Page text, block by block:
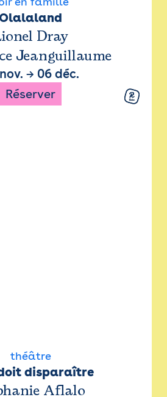
Dray
Jeanguillaume
→ 06 déc.
Réserver
théâtre
disparaître
Aflalo